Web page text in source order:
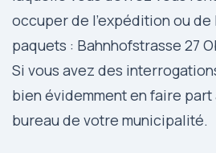
occuper de l’expédition ou
paquets : Bahnhofstrasse 27
Si vous avez des
bien évidemment en faire
bureau de votre municipalité.